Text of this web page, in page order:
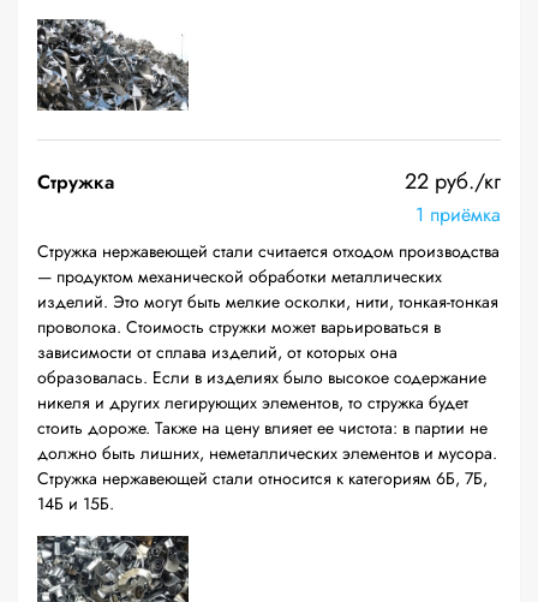
Стружка 22 руб./кг
1 приёмка
Стружка нержавеющей стали считается отходом производства
— продуктом механической обработки металлических
изделий. Это могут быть мелкие осколки, нити, тонкая-тонкая
проволока. Стоимость стружки может варьироваться в
зависимости от сплава изделий, от которых она
образовалась. Если в изделиях было высокое содержание
никеля и других легирующих элементов, то стружка будет
стоить дороже. Также на цену влияет ее чистота: в партии не
должно быть лишних, неметаллических элементов и мусора.
Стружка нержавеющей стали относится к категориям 6Б, 7Б,
14Б и 15Б.